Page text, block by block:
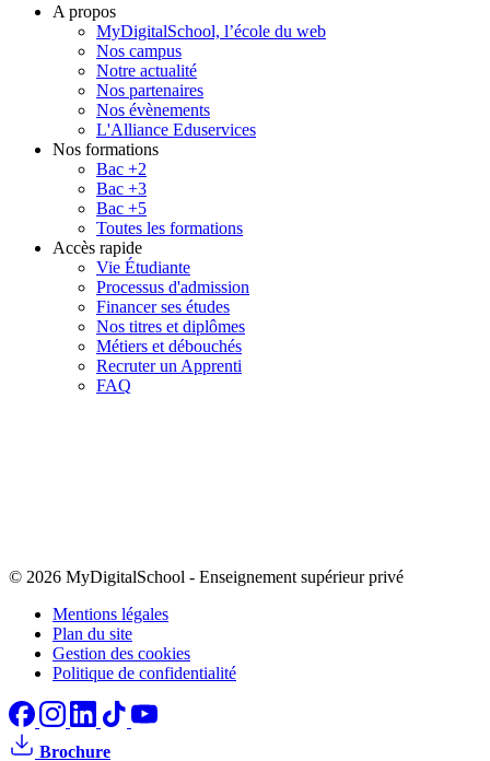
A propos
MyDigitalSchool, l’école du web
Nos campus
Notre actualité
Nos partenaires
Nos évènements
L'Alliance Eduservices
Nos formations
Bac +2
Bac +3
Bac +5
Toutes les formations
Accès rapide
Vie Étudiante
Processus d'admission
Financer ses études
Nos titres et diplômes
Métiers et débouchés
Recruter un Apprenti
FAQ
© 2026 MyDigitalSchool - Enseignement supérieur privé
Mentions légales
Plan du site
Gestion des cookies
Politique de confidentialité
Brochure